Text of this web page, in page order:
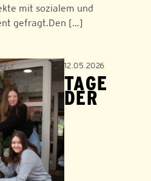
mit sozialem und
gefragt.Den […]
12.05.2026
TAGE
DER